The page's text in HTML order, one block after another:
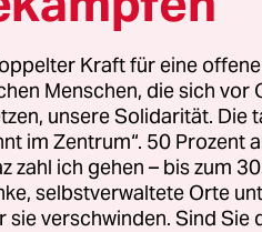
Doch dann
Neukölln. In dem
die
anzubieten. „Mit
(…) die
Kraft für eine
Menschen, die sich
unsere Solidarität. Die
im Zentrum“. 50 Prozent
zahl ich gehen – bis zum
selbstverwaltete Orte
sie verschwinden. Sind Sie